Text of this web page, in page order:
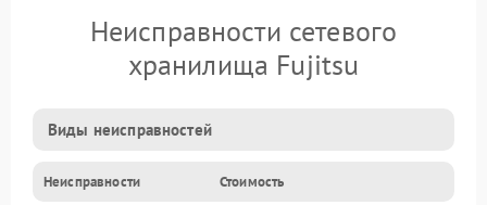
Неисправности сетевого
хранилища Fujitsu
Виды неисправностей
Неисправности Стоимость